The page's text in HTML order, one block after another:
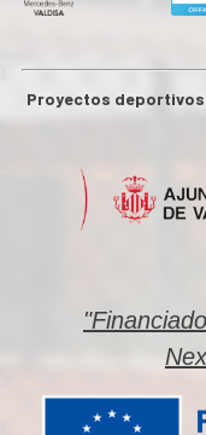
Proyectos